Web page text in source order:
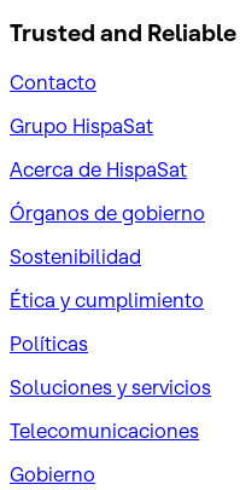
Trusted and Reliable
Contacto
Grupo HispaSat
Acerca de HispaSat
Órganos de gobierno
Sostenibilidad
Ética y cumplimiento
Políticas
Soluciones y servicios
Telecomunicaciones
Gobierno